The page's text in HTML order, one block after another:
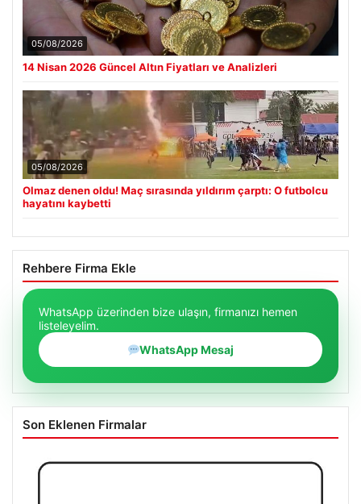
05/08/2026
14 Nisan 2026 Güncel Altın Fiyatları ve Analizleri
05/08/2026
Olmaz denen oldu! Maç sırasında yıldırım çarptı: O futbolcu
hayatını kaybetti
Rehbere Firma Ekle
WhatsApp üzerinden bize ulaşın, firmanızı hemen
listeleyelim.
WhatsApp Mesaj
Son Eklenen Firmalar